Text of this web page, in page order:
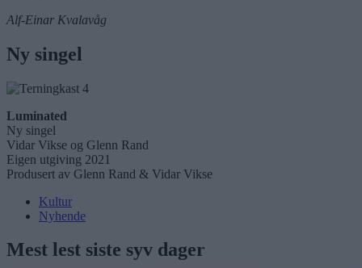
Alf-Einar Kvalavåg
Ny singel
Luminated
Ny singel
Vidar Vikse og Glenn Rand
Eigen utgiving 2021
Produsert av Glenn Rand & Vidar Vikse
Kultur
Nyhende
Mest lest siste syv dager